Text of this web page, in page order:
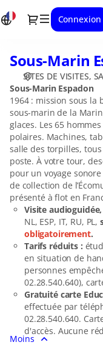
Dialogue
Connexion
d'une
Marin
Espadon]
Saint-
Nazaire
Renversante
Sous-
Marin
Espadon
Sous-Marin
SITES DE VISITES
Sous-Marin Espadon
1964 : mission sous la
sous-marin de la
glaces. Les 65
polaires. Machines,
salle des torpilles,
poste. À votre tour,
pour un voyage
de collection de
présenté à flot en
Visite
NL, ESP, IT, RU, PL,
obligatoirement.
Tarifs réduits :
en situation de
personnes
02.28.540.640),
Gratuité carte
effectuée par
02.28.540.640.
d'accès. Aucune
Moins